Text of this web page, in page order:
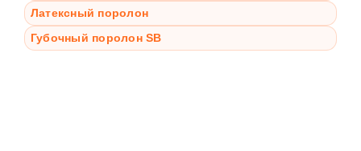
Латексный поролон
Губочный поролон SB